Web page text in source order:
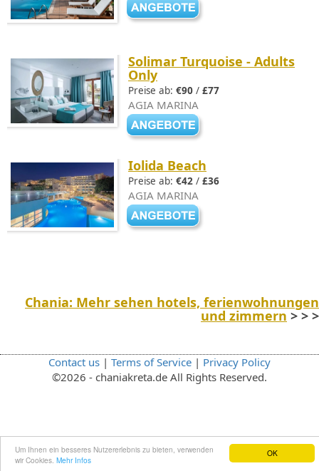
OK
Um Ihnen ein besseres Nutzererlebnis zu bieten, verwenden
wir Cookies. Mehr Infos
Solimar Turquoise - Adults
Only
Preise ab: €90 / £77
AGIA MARINA
Iolida Beach
Preise ab: €42 / £36
AGIA MARINA
Chania: Mehr sehen hotels, ferienwohnungen
und zimmern > > >
Contact us | Terms of Service | Privacy Policy
©2026 - chaniakreta.de All Rights Reserved.